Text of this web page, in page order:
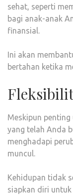
sehat, seperti
bagi anak-anak
finansial.
Ini akan
bertahan ketika
Meskipun
yang telah Anda
menghadapi
muncul.
Kehidupan tidak
siapkan diri